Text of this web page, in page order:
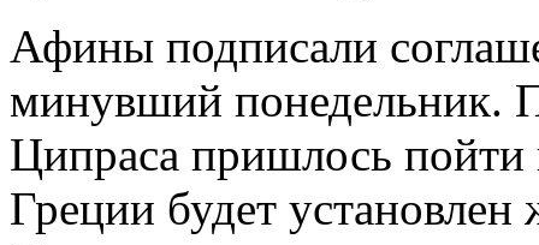
Афины подписали
минувший понедельник.
Ципраса пришлось пойти
Греции будет